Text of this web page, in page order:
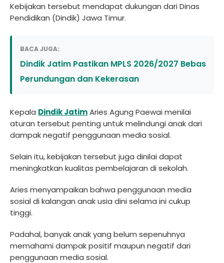
Kebijakan tersebut mendapat dukungan dari Dinas
Pendidikan (Dindik) Jawa Timur.
BACA JUGA:
Dindik Jatim Pastikan MPLS 2026/2027 Bebas
Perundungan dan Kekerasan
Kepala Dindik JatimAries Agung Paewai menilai
aturan tersebut penting untuk melindungi anak dari
dampak negatif penggunaan media sosial.
Selain itu, kebijakan tersebut juga dinilai dapat
meningkatkan kualitas pembelajaran di sekolah.
Aries menyampaikan bahwa penggunaan media
sosial di kalangan anak usia dini selama ini cukup
tinggi.
Padahal, banyak anak yang belum sepenuhnya
memahami dampak positif maupun negatif dari
penggunaan media sosial.